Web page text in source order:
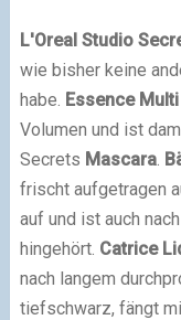
L'Oreal Studio
wie bisher keine
habe. Essence
Volumen und ist
Secrets Mascara.
frischt aufgetragen
auf und ist auch
hingehört. Catrice
nach langem
tiefschwarz, fängt